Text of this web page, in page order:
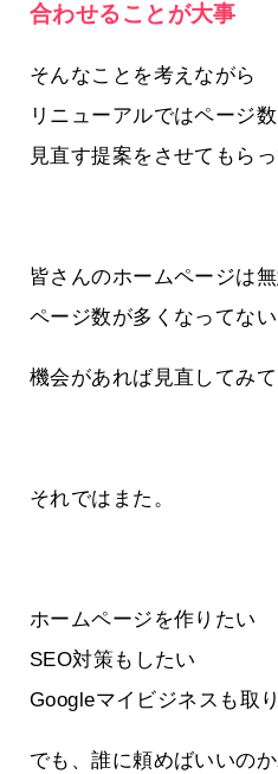
合わせることが大事
そんなことを考えながら
リニューアルではページ
見直す提案をさせてもらっ
皆さんのホームページは
ページ数が多くなってな
機会があれば見直してみて
それではまた。
ホームページを作りたい
SEO対策もしたい
Googleマイビジネスも取
でも、誰に頼めばいいの